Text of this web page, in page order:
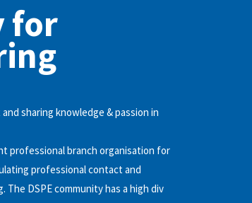
for
sharing knowledge & passion in
professional branch organisation for
professional contact and
DSPE community has a high div